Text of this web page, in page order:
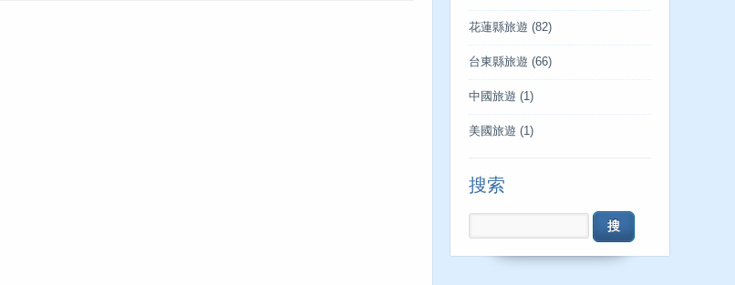
花蓮縣旅遊 (82)
台東縣旅遊 (66)
中國旅遊 (1)
美國旅遊 (1)
搜索